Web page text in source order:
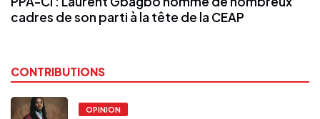
cadres de son parti à la tête de la CEAP
CONTRIBUTIONS
OPINION